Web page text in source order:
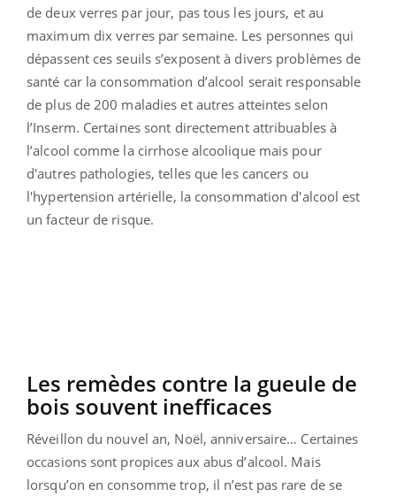
de deux verres par jour, pas tous les jours, et au
maximum dix verres par semaine. Les personnes qui
dépassent ces seuils s’exposent à divers problèmes de
santé car la consommation d’alcool serait responsable
de plus de 200 maladies et autres atteintes selon
l’Inserm. Certaines sont directement attribuables à
l’alcool comme la cirrhose alcoolique mais pour
d'autres pathologies, telles que les cancers ou
l'hypertension artérielle, la consommation d'alcool est
un facteur de risque.
Les remèdes contre la gueule de
bois souvent inefficaces
Réveillon du nouvel an, Noël, anniversaire… Certaines
occasions sont propices aux abus d’alcool. Mais
lorsqu’on en consomme trop, il n’est pas rare de se